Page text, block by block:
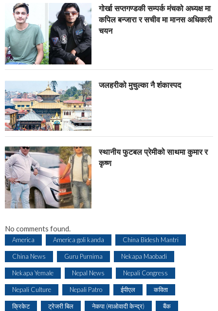
गोर्खा सप्तगण्डकी सम्पर्क मंचको अध्यक्ष मा
कपिल बन्जारा र सचीव मा मानस अधिकारी
चयन
जलहरीको मुचुल्का नै शंंकास्पद
स्थानीय फुटबल प्रेमीको साथमा कुमार र
कृष्ण
No comments found.
America America goli kanda China Bidesh Mantri
China News Guru Purnima Nekapa Maobadi
Nekapa Yemale Nepal News Nepali Congress
Nepali Culture Nepali Patro ईपीएल कविता
क्रिकेट ट्रेजरी बिल नेकपा (माओवादी केन्द्र) बैंक